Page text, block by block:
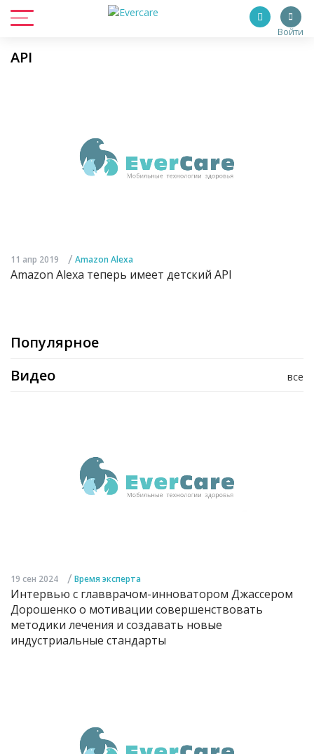
Войти
API
11 апр 2019 / Amazon Alexa
Amazon Alexa теперь имеет детский API
Популярное
все
Видео
19 сен 2024 / Время эксперта
Интервью с главврачом-инноватором Джассером
Дорошенко о мотивации совершенствовать
методики лечения и создавать новые
индустриальные стандарты